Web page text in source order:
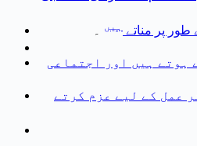
پر مناتے ہیں
ہوتے ہیں اور اجتماعی
عمل کے لیے عزم کرتے